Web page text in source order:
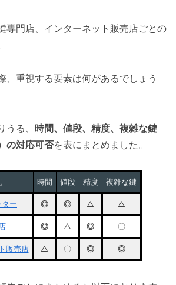
専門店、インターネット販売店ごとの
、重視する要素は何があるでしょう
る、 時間、値段、精度、複雑な鍵
の対応可否を表にまとめました。
時間 値段 精度 複雑な鍵
ー ◎ ◎ △ △
◎ △ ◎ 〇
販売店 △ 〇 ◎ ◎